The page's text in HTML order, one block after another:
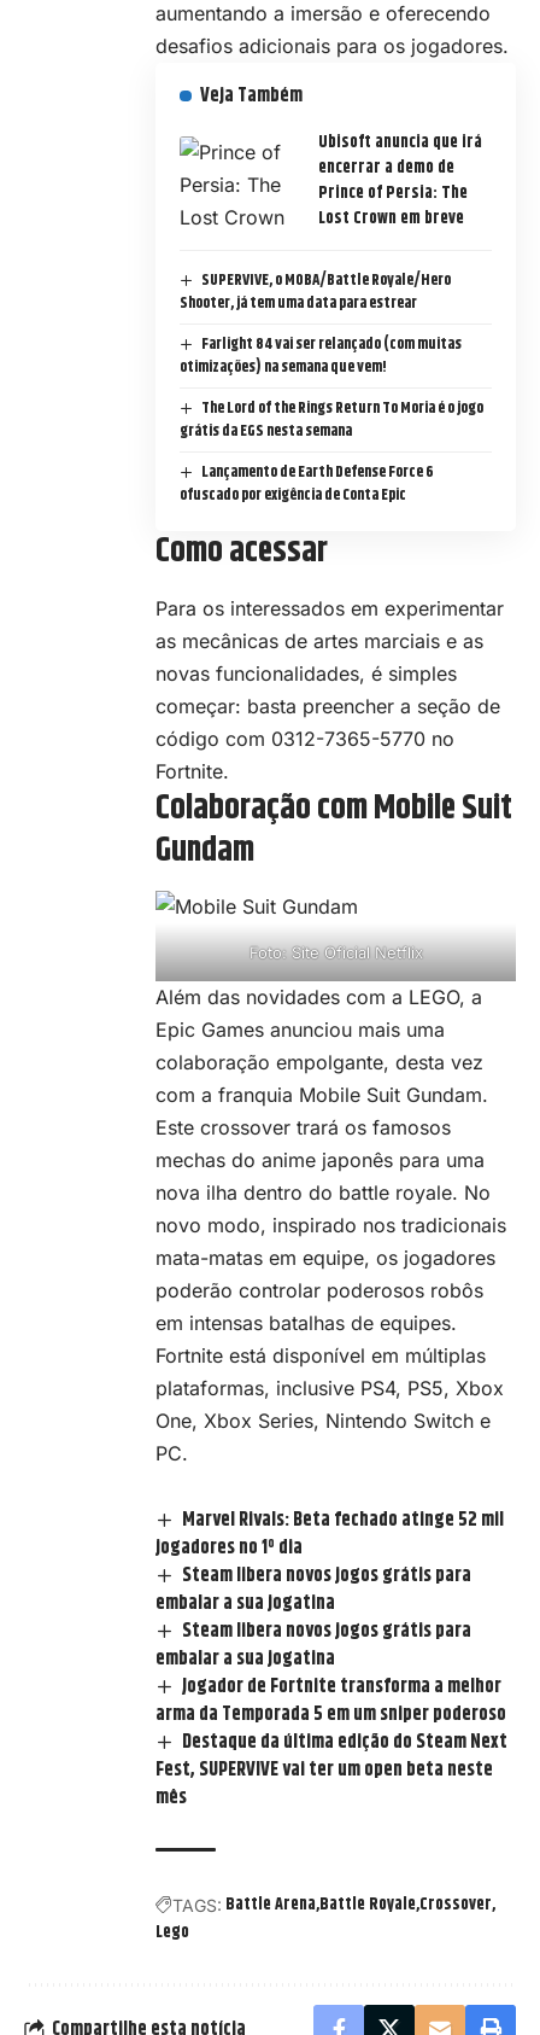
aumentando a imersão e oferecendo
desafios adicionais para os jogadores.
Veja Também
Ubisoft anuncia que irá
encerrar a demo de
Prince of Persia: The
Lost Crown em breve
SUPERVIVE, o MOBA/Battle Royale/Hero
Shooter, já tem uma data para estrear
Farlight 84 vai ser relançado (com muitas
otimizações) na semana que vem!
The Lord of the Rings Return To Moria é o jogo
grátis da EGS nesta semana
Lançamento de Earth Defense Force 6
ofuscado por exigência de Conta Epic
Como acessar
Para os interessados em experimentar
as mecânicas de artes marciais e as
novas funcionalidades, é simples
começar: basta preencher a seção de
código com 0312-7365-5770 no
Fortnite.
Colaboração com Mobile Suit
Gundam
Foto: Site Oficial Netflix
Além das novidades com a LEGO, a
Epic Games anunciou mais uma
colaboração empolgante, desta vez
com a franquia Mobile Suit Gundam.
Este crossover trará os famosos
mechas do anime japonês para uma
nova ilha dentro do battle royale. No
novo modo, inspirado nos tradicionais
mata-matas em equipe, os jogadores
poderão controlar poderosos robôs
em intensas batalhas de equipes.
Fortnite está disponível em múltiplas
plataformas, inclusive PS4, PS5, Xbox
One, Xbox Series, Nintendo Switch e
PC.
Marvel Rivals: Beta fechado atinge 52 mil
jogadores no 1º dia
Steam libera novos jogos grátis para
embalar a sua jogatina
Steam libera novos jogos grátis para
embalar a sua jogatina
Jogador de Fortnite transforma a melhor
arma da Temporada 5 em um sniper poderoso
Destaque da última edição do Steam Next
Fest, SUPERVIVE vai ter um open beta neste
mês
TAGS: Battle Arena Battle Royale Crossover
Lego
Compartilhe esta notícia